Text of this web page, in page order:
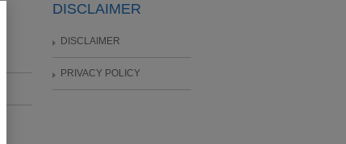
DISCLAIMER
DISCLAIMER
PRIVACY POLICY